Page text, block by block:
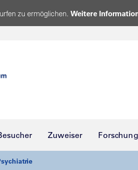
zu ermöglichen. Weitere
Zuweiser Forschung